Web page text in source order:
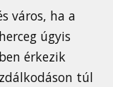
város, ha a
úgyis
érkezik
túl